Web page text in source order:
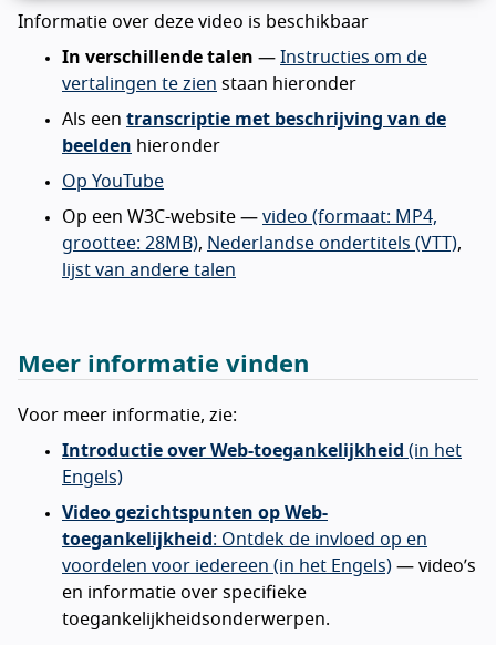
Informatie over deze video is beschikbaar
In verschillende talen — Instructies om de
vertalingen te zien staan hieronder
Als een transcriptie met beschrijving van de
beelden hieronder
Op YouTube
Op een W3C-website — video (formaat: MP4,
groottee: 28MB), Nederlandse ondertitels (VTT),
lijst van andere talen
Meer informatie vinden
Voor meer informatie, zie:
Introductie over Web-toegankelijkheid (in het
Engels)
Video gezichtspunten op Web-
toegankelijkheid : Ontdek de invloed op en
voordelen voor iedereen (in het Engels) — video’s
en informatie over specifieke
toegankelijkheidsonderwerpen.